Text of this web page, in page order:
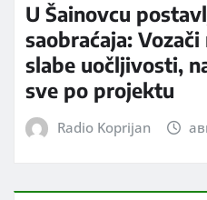
U Šainovcu
saobraćaja:
slabe uočljivosti,
sve po projektu
Radio Koprijan